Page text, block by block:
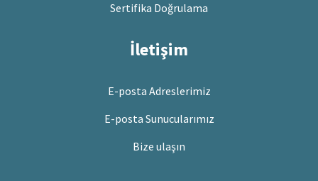
Sertifika Doğrulama
İletişim
E-posta Adreslerimiz
E-posta Sunucularımız
Bize ulaşın